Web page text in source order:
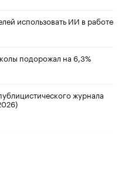
использовать ИИ в работе
подорожал на 6,3%
журнала